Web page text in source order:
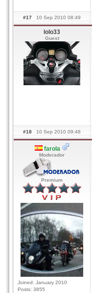
#17 10 Sep 2010 08:49
lolo33
Guest
#18 10 Sep 2010 09:48
farola
Moderador
Premium
Joined: January 2010
Posts: 3855